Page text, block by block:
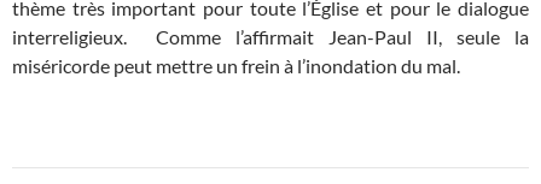
thème très important pour toute l’Église et pour le dialogue
interreligieux. Comme l’affirmait Jean-Paul II, seule la
miséricorde peut mettre un frein à l’inondation du mal.